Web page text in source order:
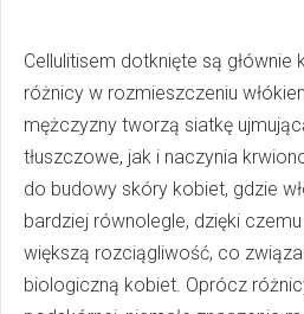
Cellulitisem dotknięte są głównie
różnicy w rozmieszczeniu
mężczyzny tworzą siatkę
tłuszczowe, jak i naczynia
do budowy skóry kobiet, gdzie
bardziej równolegle, dzięki
większą rozciągliwość, co
biologiczną kobiet. Oprócz